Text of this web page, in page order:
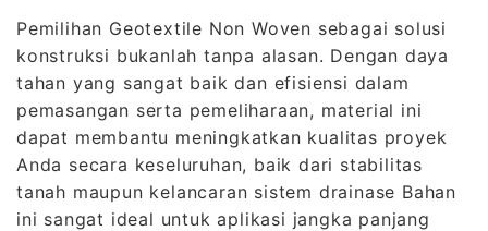
Pemilihan Geotextile Non Woven sebagai solusi
konstruksi bukanlah tanpa alasan. Dengan daya
tahan yang sangat baik dan efisiensi dalam
pemasangan serta pemeliharaan, material ini
dapat membantu meningkatkan kualitas proyek
Anda secara keseluruhan, baik dari stabilitas
tanah maupun kelancaran sistem drainase Bahan
ini sangat ideal untuk aplikasi jangka panjang